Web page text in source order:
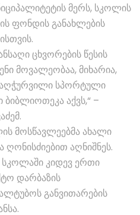
მერს, სკოლის
ფონდის განახლების
ცხვორების წესის
მოვალეობაა, მიხარია,
სპორტული
აქვს,“ –
მოსწავლეებმა ახალი
აღნიშნეს.
კიდევ ერთი
დარბაზის
განვითარების